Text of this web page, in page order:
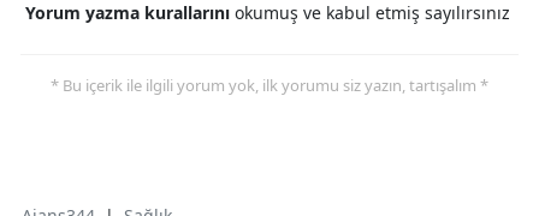
Yorum yazma kurallarını okumuş ve kabul etmiş sayılırsınız
* Bu içerik ile ilgili yorum yok, ilk yorumu siz yazın, tartışalım *